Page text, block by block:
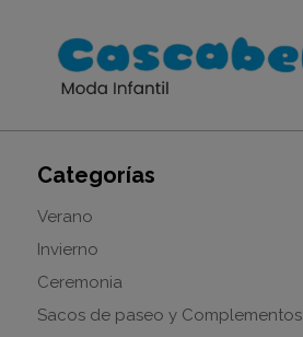
Categorías
Verano
Invierno
Ceremonia
Sacos de paseo y Complementos